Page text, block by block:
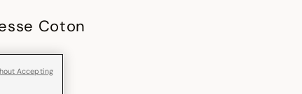
Coton
Accepting